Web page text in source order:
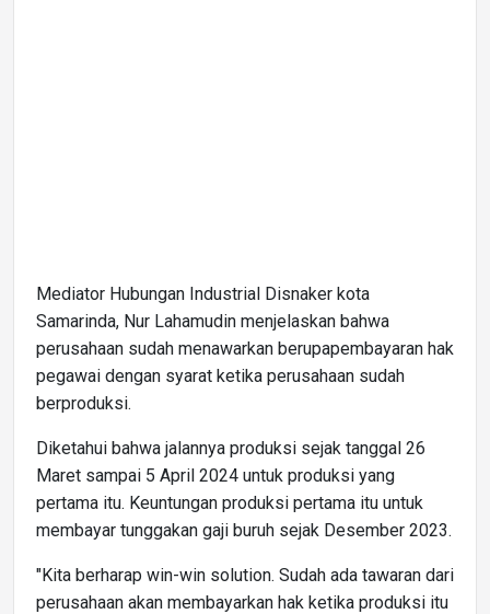
Mediator Hubungan Industrial Disnaker kota
Samarinda, Nur Lahamudin menjelaskan bahwa
perusahaan sudah menawarkan berupapembayaran hak
pegawai dengan syarat ketika perusahaan sudah
berproduksi.
Diketahui bahwa jalannya produksi sejak tanggal 26
Maret sampai 5 April 2024 untuk produksi yang
pertama itu. Keuntungan produksi pertama itu untuk
membayar tunggakan gaji buruh sejak Desember 2023.
"Kita berharap win-win solution. Sudah ada tawaran dari
perusahaan akan membayarkan hak ketika produksi itu